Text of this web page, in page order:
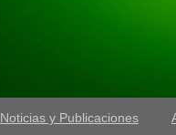
Noticias y Publicaciones